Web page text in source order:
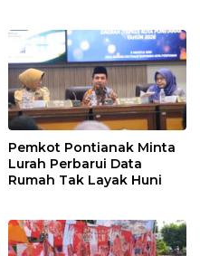
Pemkot Pontianak Minta
Lurah Perbarui Data
Rumah Tak Layak Huni